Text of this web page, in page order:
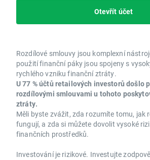
Otevřít účet
Rozdílové smlouvy jsou komplexní
použití finanční páky jsou spojeny s
rychlého vzniku finanční ztráty.
U 77 % účtů retailových investorů došlo
rozdílovými smlouvami u tohoto
ztráty.
Měli byste zvážit, zda rozumíte tomu, jak
fungují, a zda si můžete dovolit vysoké
finančních prostředků.
Investování je rizikové. Investujte